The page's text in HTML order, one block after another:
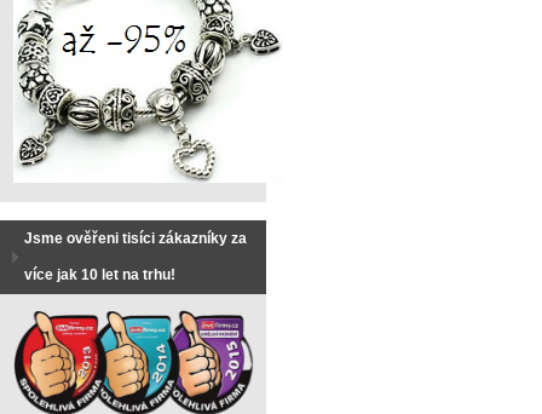
Jsme ověřeni tisíci zákazníky za
více jak 10 let na trhu!